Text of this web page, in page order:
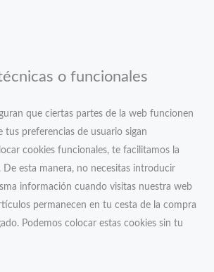
o funcionales
que ciertas partes de la web funcionen
tus preferencias de usuario sigan
cookies funcionales, te facilitamos la
De esta manera, no necesitas introducir
información cuando visitas nuestra web
permanecen en tu cesta de la compra
Podemos colocar estas cookies sin tu